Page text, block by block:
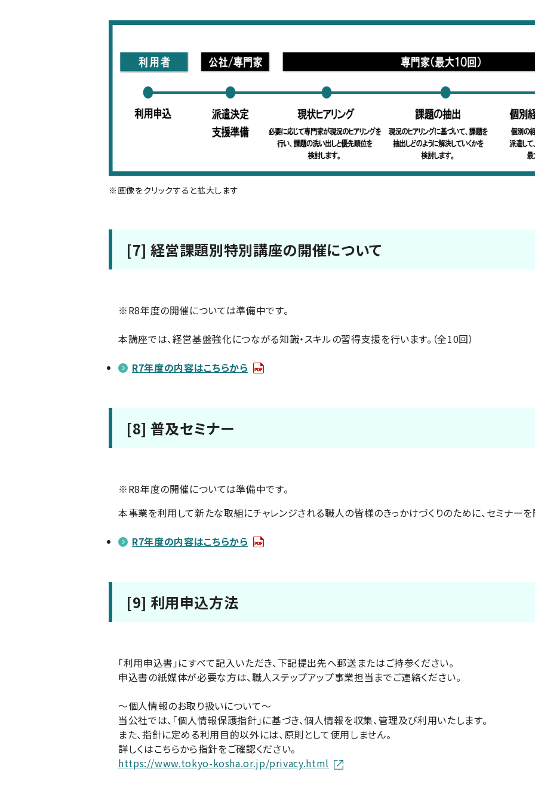
※画像をクリックすると拡大します
[7] 経営課題別特別講座の開催について
※R8年度の開催については準備中です。
本講座では、経営基盤強化につながる知識・スキルの習得支援を行います。（全10回）
R7年度の内容はこちらから
[8] 普及セミナー
※R8年度の開催については準備中です。
本事業を利用して新たな取組にチャレンジされる職人の皆様のきっかけづくりのために、セミナーを
R7年度の内容はこちらから
[9] 利用申込方法
「利用申込書」にすべて記入いただき、下記提出先へ郵送またはご持参ください。
申込書の紙媒体が必要な方は、職人ステップアップ事業担当までご連絡ください。
～個人情報のお取り扱いについて～
当公社では、「個人情報保護指針」に基づき、個人情報を収集、管理及び利用いたします。
また、指針に定める利用目的以外には、原則として使用しません。
詳しくはこちらから指針をご確認ください。
https://www.tokyo-kosha.or.jp/privacy.html